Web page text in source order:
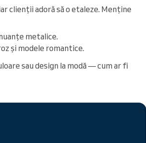
clienții adoră să o etaleze. Menține
metalice.
și modele romantice.
sau design la modă — cum ar fi